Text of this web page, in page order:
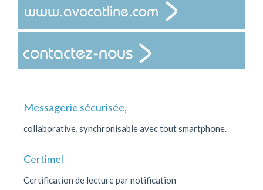
Messagerie sécurisée,
collaborative, synchronisable avec tout smartphone.
Certimel
Certification de lecture par notification